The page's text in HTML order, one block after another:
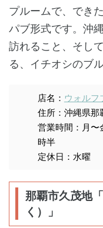
プルームで、でき
パブ形式です。沖
訪れること、そし
る、イチオシのブ
店名： ウォルフ
住所：沖縄県
営業時間：月〜
時半
定休日：水曜
那覇市久茂地
く）」